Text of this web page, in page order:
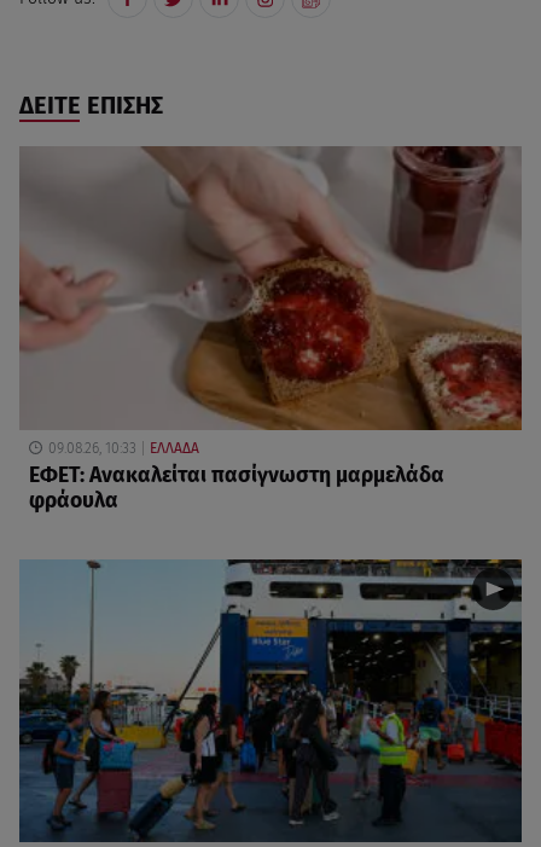
ΔΕΙΤΕ ΕΠΙΣΗΣ
09.08.26, 10:33 ΕΛΛΑΔΑ
ΕΦΕΤ: Ανακαλείται πασίγνωστη μαρμελάδα
φράουλα